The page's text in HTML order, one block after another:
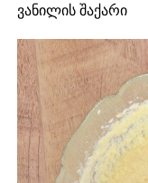
ვანილის შაქარი